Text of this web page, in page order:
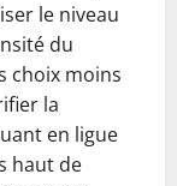
le niveau
du
choix moins
la
en ligue
haut de